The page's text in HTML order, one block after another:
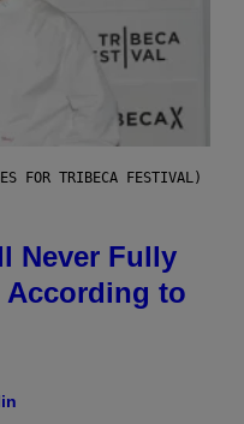
FOR TRIBECA FESTIVAL)
Never Fully
According to